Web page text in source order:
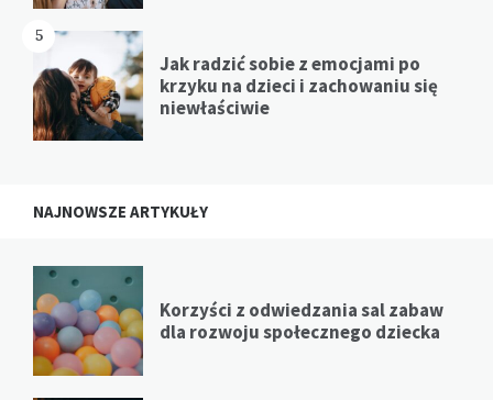
5
Jak radzić sobie z emocjami po
krzyku na dzieci i zachowaniu się
niewłaściwie
NAJNOWSZE ARTYKUŁY
Korzyści z odwiedzania sal zabaw
dla rozwoju społecznego dziecka